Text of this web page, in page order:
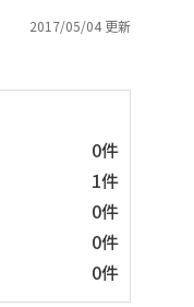
2017/05/04 更新
0件
1件
0件
0件
0件